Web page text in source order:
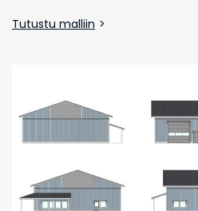
Tutustu malliin